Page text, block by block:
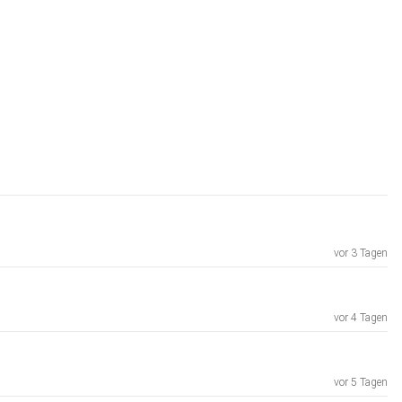
vor 3 Tagen
vor 4 Tagen
vor 5 Tagen